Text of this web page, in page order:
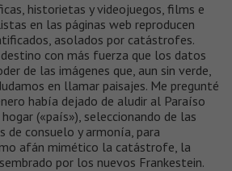
historietas y videojuegos, films e
en las páginas web reproducen
asolados por catástrofes.
con más fuerza que los datos
de las imágenes que, aun sin verde,
en llamar paisajes. Me pregunté
había dejado de aludir al Paraíso
(«país»), seleccionando de las
de consuelo y armonía, para
afán mimético la catástrofe, la
por los nuevos Frankestein.